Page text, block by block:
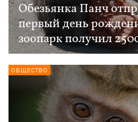
Обезьянка Панч
первый день
зоопарк получил
ОБЩЕСТВО